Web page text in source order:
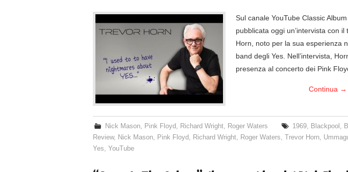
Sul canale YouTube Classic
pubblicata oggi un’intervista con il
Horn, noto per la sua esperienza
band degli Yes. Nell’intervista,
presenza al concerto dei Pink
Continua →
Nick Mason Pink Floyd Richard Wright Roger Waters 1969 Blackpool
Review, Nick Mason Pink Floyd Richard Wright Roger Waters Trevor Horn
Yes
YouTube